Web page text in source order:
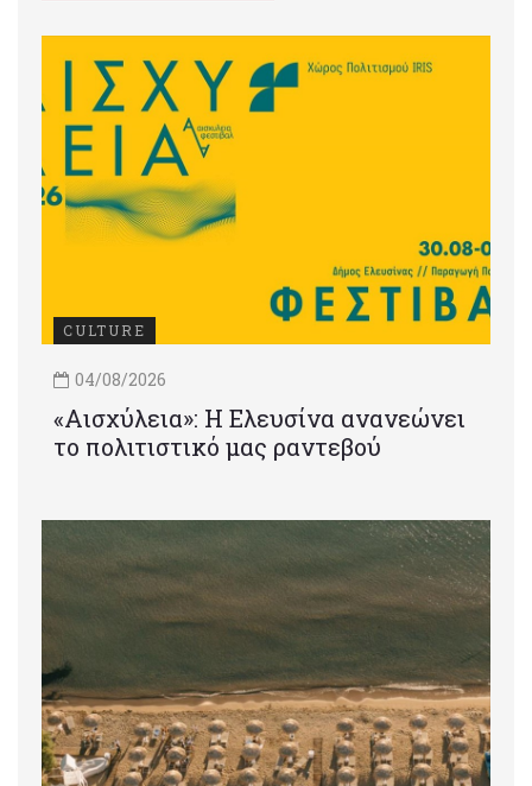
CULTURE
04/08/2026
«Αισχύλεια»: Η Ελευσίνα ανανεώνει
το πολιτιστικό μας ραντεβού